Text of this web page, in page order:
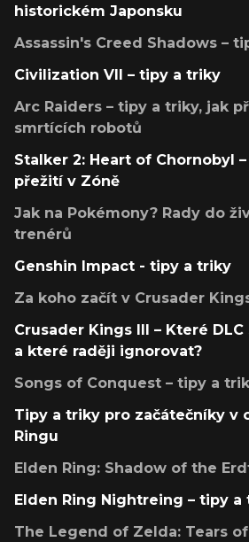
historickém Japonsku
Assassin's Creed Shadows –
Civilization VII – tipy a triky
Arc Raiders – tipy a triky, jak
smrtících robotů
Stalker 2: Heart of Chornobyl
přežití v Zóně
Jak na Pokémony? Rady do
trenérů
Genshin Impact - tipy a triky
Za koho začít v Crusader
Crusader Kings III – Které
a které raději ignorovat?
Songs of Conquest – tipy a
Tipy a triky pro začátečníky v
Ringu
Elden Ring: Shadow of the
Elden Ring Nightreing – tipy a
The Legend of Zelda: Tears